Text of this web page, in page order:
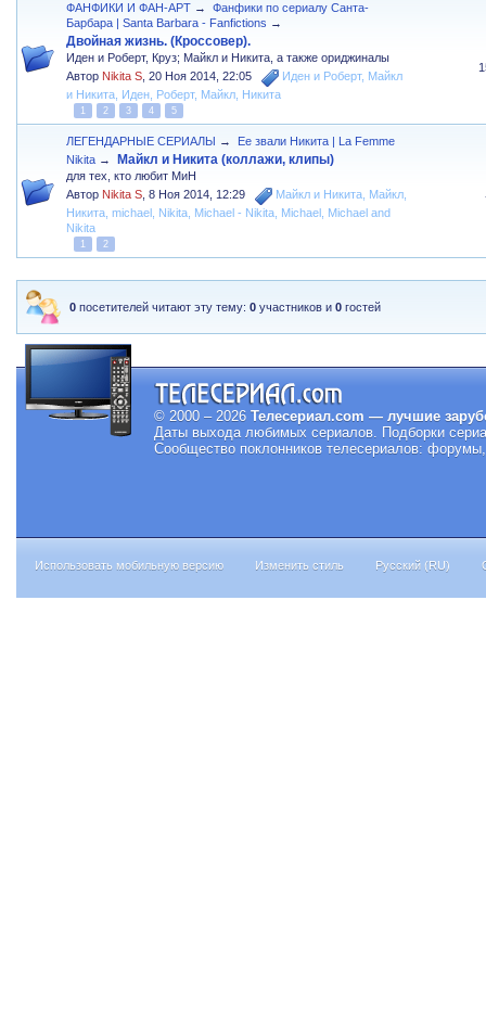
ФАНФИКИ И ФАН-АРТ →
Фанфики по сериалу Санта-
Барбара | Santa Barbara - Fanfictions →
Двойная жизнь. (Кроссовер).
Иден и Роберт, Круз; Майкл и Никита, а также ориджиналы
Автор Nikita S,20 Ноя 2014, 22:05 Иден и Роберт, Майкл
и Никита Иден Роберт, Майкл Никита
1 2 3 4 5
ЛЕГЕНДАРНЫЕ СЕРИАЛЫ →
Ее звали Никита | La Femme
Nikita → Майкл и Никита (коллажи, клипы)
для тех, кто любит МиН
Автор Nikita S,8 Ноя 2014, 12:29 Майкл и Никита, Майкл,
Никита ,michael Nikita Michael - Nikita Michael Michael and
Nikita
1 2
0 посетителей читают эту тему:0 участников и0 гостей
© 2000 – 2026 Телесериал.com — лучшие
Даты выхода любимых сериалов. Подборки
Сообщество поклонников телесериалов:
Использовать мобильную версию Изменить стиль Русский (RU)